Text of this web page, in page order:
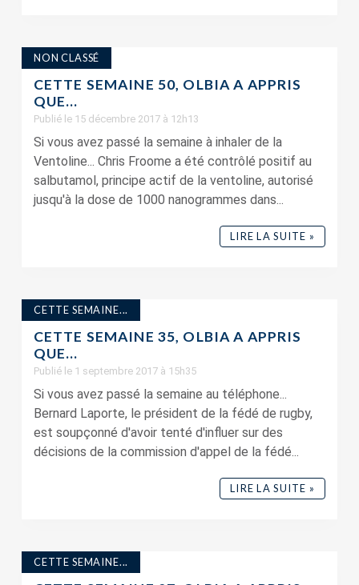
NON CLASSÉ
CETTE SEMAINE 50, OLBIA A APPRIS
QUE…
Publié le 15 décembre 2017 à 12h13
Si vous avez passé la semaine à inhaler de la
Ventoline... Chris Froome a été contrôlé positif au
salbutamol, principe actif de la ventoline, autorisé
jusqu'à la dose de 1000 nanogrammes dans...
LIRE LA SUITE »
CETTE SEMAINE...
CETTE SEMAINE 35, OLBIA A APPRIS
QUE…
Publié le 1 septembre 2017 à 15h35
Si vous avez passé la semaine au téléphone...
Bernard Laporte, le président de la fédé de rugby,
est soupçonné d'avoir tenté d'influer sur des
décisions de la commission d'appel de la fédé...
LIRE LA SUITE »
CETTE SEMAINE...